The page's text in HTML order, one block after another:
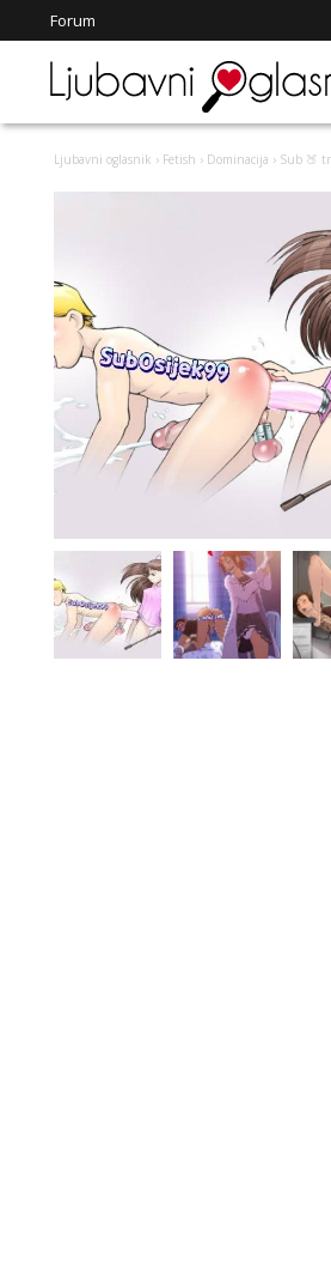
Forum
Ljubavni oglasnik › Fetish › Dominacija › Sub 🍑